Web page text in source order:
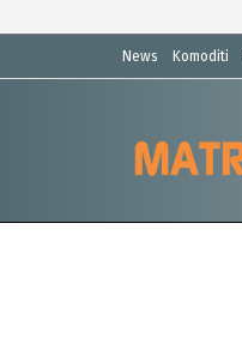
News Komoditi